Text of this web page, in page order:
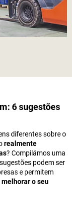
6 sugestões
diferentes sobre o
realmente
? Compilámos uma
podem ser
e permitem
o seu